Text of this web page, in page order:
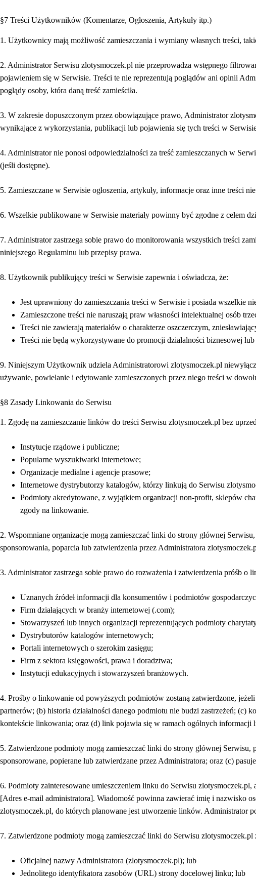
§7 Treści Użytkowników (Komentarze, Ogłoszenia, Artykuły itp.)
1. Użytkownicy mają możliwość zamieszczania i wymiany własnych treści,
2. Administrator Serwisu zlotysmoczek.pl nie przeprowadza wstępnego
pojawieniem się w Serwisie. Treści te nie reprezentują poglądów ani opinii
poglądy osoby, która daną treść zamieściła.
3. W zakresie dopuszczonym przez obowiązujące prawo, Administrator
wynikające z wykorzystania, publikacji lub pojawienia się tych treści w
4. Administrator nie ponosi odpowiedzialności za treść zamieszczanych w
(jeśli dostępne).
5. Zamieszczane w Serwisie ogłoszenia, artykuły, informacje oraz inne treści
6. Wszelkie publikowane w Serwisie materiały powinny być zgodne z celem
7. Administrator zastrzega sobie prawo do monitorowania wszystkich treści
niniejszego Regulaminu lub przepisy prawa.
8. Użytkownik publikujący treści w Serwisie zapewnia i oświadcza, że:
Jest uprawniony do zamieszczania treści w Serwisie i posiada wszelkie
Zamieszczone treści nie naruszają praw własności intelektualnej osób
Treści nie zawierają materiałów o charakterze oszczerczym,
Treści nie będą wykorzystywane do promocji działalności biznesowej
9. Niniejszym Użytkownik udziela Administratorowi zlotysmoczek.pl
używanie, powielanie i edytowanie zamieszczonych przez niego treści w
§8 Zasady Linkowania do Serwisu
1. Zgodę na zamieszczanie linków do treści Serwisu zlotysmoczek.pl bez
Instytucje rządowe i publiczne;
Popularne wyszukiwarki internetowe;
Organizacje medialne i agencje prasowe;
Internetowe dystrybutorzy katalogów, którzy linkują do Serwisu
Podmioty akredytowane, z wyjątkiem organizacji non-profit, sklepów
zgody na linkowanie.
2. Wspomniane organizacje mogą zamieszczać linki do strony głównej
sponsorowania, poparcia lub zatwierdzenia przez Administratora
3. Administrator zastrzega sobie prawo do rozważenia i zatwierdzenia próśb
Uznanych źródeł informacji dla konsumentów i podmiotów
Firm działających w branży internetowej (.com);
Stowarzyszeń lub innych organizacji reprezentujących podmioty
Dystrybutorów katalogów internetowych;
Portali internetowych o szerokim zasięgu;
Firm z sektora księgowości, prawa i doradztwa;
Instytucji edukacyjnych i stowarzyszeń branżowych.
4. Prośby o linkowanie od powyższych podmiotów zostaną zatwierdzone,
partnerów; (b) historia działalności danego podmiotu nie budzi zastrzeżeń;
kontekście linkowania; oraz (d) link pojawia się w ramach ogólnych informacji
5. Zatwierdzone podmioty mogą zamieszczać linki do strony głównej
sponsorowane, popierane lub zatwierdzane przez Administratora; oraz (c)
6. Podmioty zainteresowane umieszczeniem linku do Serwisu
[Adres e-mail administratora]. Wiadomość powinna zawierać imię i nazwisko
zlotysmoczek.pl, do których planowane jest utworzenie linków. Administrator
7. Zatwierdzone podmioty mogą zamieszczać linki do Serwisu zlotysmoczek.pl
Oficjalnej nazwy Administratora (zlotysmoczek.pl); lub
Jednolitego identyfikatora zasobów (URL) strony docelowej linku; lub